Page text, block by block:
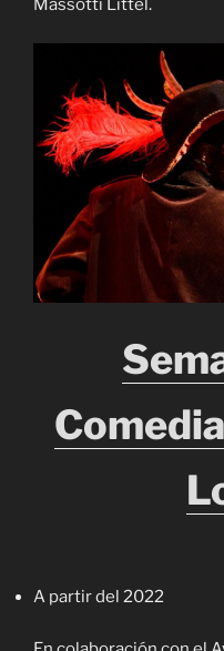
Massotti Littel.
A partir del 2022